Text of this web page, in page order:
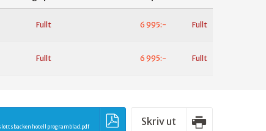
Fullt 6 995:- Fullt
Fullt 6 995:- Fullt
hotell programblad.pdf Skriv ut